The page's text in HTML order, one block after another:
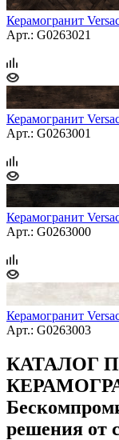
Керамогранит
Арт.: G0263021
Керамогранит
Арт.: G0263001
Керамогранит
Арт.: G0263000
Керамогранит
Арт.: G0263003
КАТАЛОГ
решения